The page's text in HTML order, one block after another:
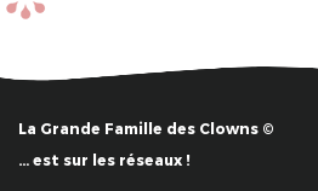
La Grande Famille des Clowns ©
… est sur les réseaux !